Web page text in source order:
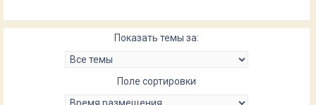
Показать темы за:
Поле сортировки